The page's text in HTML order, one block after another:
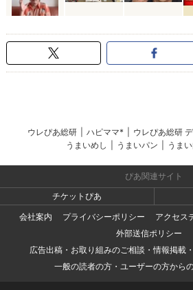
ウレぴあ総研 ハピママ* ウレぴあ総研
うまいめし
うまいパン うま
ぴあ関連サイト
チケットぴあ
会社案内
プライバシーポリシー
アクセス
外部送信ポリシー
広告出稿・お取り組みのご相談・情報掲載
一般の読者の方・ユーザーの方から